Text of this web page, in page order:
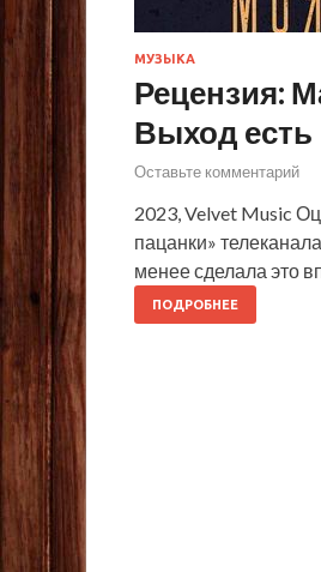
МУЗЫКА
Рецензия:
Выход есть
Оставьте комментарий
2023, Velvet Music
пацанки»
менее сделала это
ПОДРОБНЕЕ